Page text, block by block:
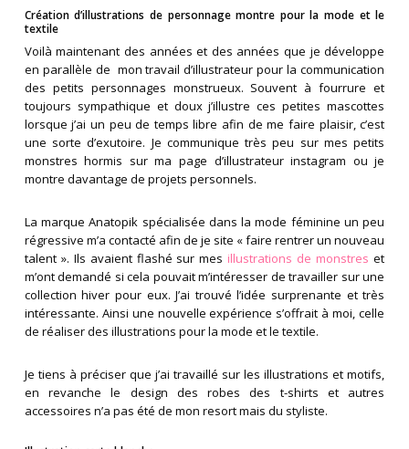
Création d’illustrations de personnage montre pour la mode et le
textile
Voilà maintenant des années et des années que je développe
en parallèle de mon travail d’illustrateur pour la communication
des petits personnages monstrueux. Souvent à fourrure et
toujours sympathique et doux j’illustre ces petites mascottes
lorsque j’ai un peu de temps libre afin de me faire plaisir, c’est
une sorte d’exutoire. Je communique très peu sur mes petits
monstres hormis sur ma page d’illustrateur instagram ou je
montre davantage de projets personnels.
La marque Anatopik spécialisée dans la mode féminine un peu
régressive m’a contacté afin de je site « faire rentrer un nouveau
talent ». Ils avaient flashé sur mes illustrations de monstres et
m’ont demandé si cela pouvait m’intéresser de travailler sur une
collection hiver pour eux. J’ai trouvé l’idée surprenante et très
intéressante. Ainsi une nouvelle expérience s’offrait à moi, celle
de réaliser des illustrations pour la mode et le textile.
Je tiens à préciser que j’ai travaillé sur les illustrations et motifs,
en revanche le design des robes des t-shirts et autres
accessoires n’a pas été de mon resort mais du styliste.